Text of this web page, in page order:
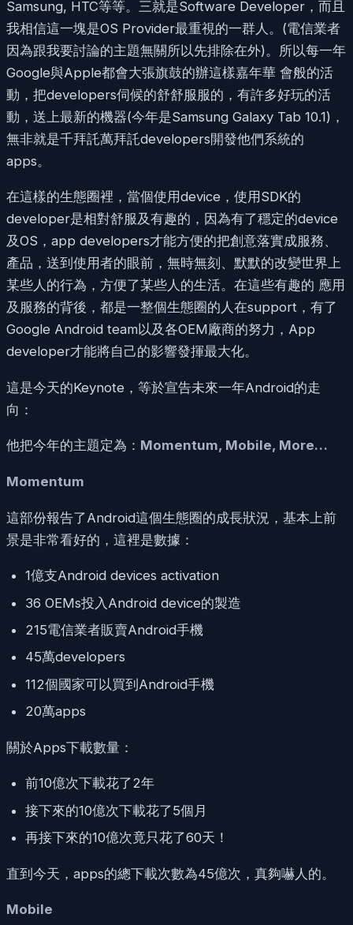
Samsung, HTC等等。三就是Software Developer，而且
我相信這一塊是OS Provider最重視的一群人。(電信業者
因為跟我要討論的主題無關所以先排除在外)。所以每一年
Google與Apple都會大張旗鼓的辦這樣嘉年華 會般的活
動，把developers伺候的舒舒服服的，有許多好玩的活
動，送上最新的機器(今年是Samsung Galaxy Tab 10.1)，
無非就是千拜託萬拜託developers開發他們系統的
apps。
在這樣的生態圈裡，當個使用device，使用SDK的
developer是相對舒服及有趣的，因為有了穩定的device
及OS，app developers才能方便的把創意落實成服務、
產品，送到使用者的眼前，無時無刻、默默的改變世界上
某些人的行為，方便了某些人的生活。在這些有趣的 應用
及服務的背後，都是一整個生態圈的人在support，有了
Google Android team以及各OEM廠商的努力，App
developer才能將自己的影響發揮最大化。
這是今天的Keynote，等於宣告未來一年Android的走
向：
他把今年的主題定為： Momentum, Mobile, More…
Momentum
這部份報告了Android這個生態圈的成長狀況，基本上前
景是非常看好的，這裡是數據：
1億支Android devices activation
36 OEMs投入Android device的製造
215電信業者販賣Android手機
45萬developers
112個國家可以買到Android手機
20萬apps
關於Apps下載數量：
前10億次下載花了2年
接下來的10億次下載花了5個月
再接下來的10億次竟只花了60天！
直到今天，apps的總下載次數為45億次，真夠嚇人的。
Mobile